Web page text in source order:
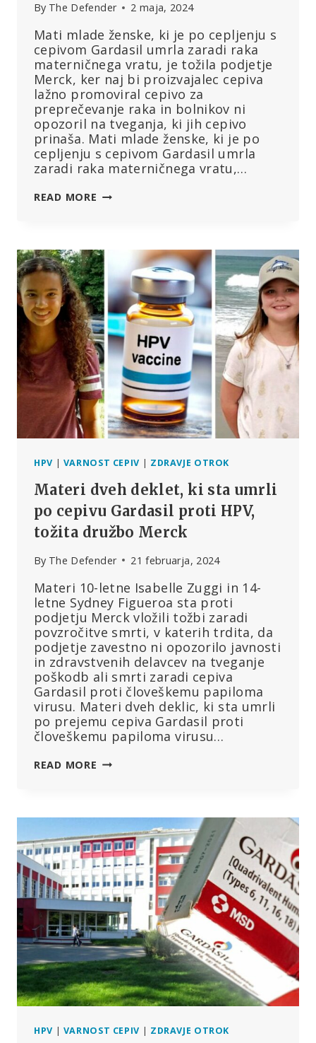
By The Defender 2 maja, 2024
Mati mlade ženske, ki je po cepljenju s
cepivom Gardasil umrla zaradi raka
materničnega vratu, je tožila podjetje
Merck, ker naj bi proizvajalec cepiva
lažno promoviral cepivo za
preprečevanje raka in bolnikov ni
opozoril na tveganja, ki jih cepivo
prinaša. Mati mlade ženske, ki je po
cepljenju s cepivom Gardasil umrla
zaradi raka materničnega vratu,…
READ MORE CEPIVO
RAKA,
ZARADI
KATEREGA
JE
UMRLA
22-
LETNICA,
TRDI
TOŽBA
HPV | VARNOST CEPIV | ZDRAVJE OTROK
Materi dveh deklet, ki sta umrli
po cepivu Gardasil proti HPV,
tožita družbo Merck
By The Defender 21 februarja, 2024
Materi 10-letne Isabelle Zuggi in 14-
letne Sydney Figueroa sta proti
podjetju Merck vložili tožbi zaradi
povzročitve smrti, v katerih trdita, da
podjetje zavestno ni opozorilo javnosti
in zdravstvenih delavcev na tveganje
poškodb ali smrti zaradi cepiva
Gardasil proti človeškemu papiloma
virusu. Materi dveh deklic, ki sta umrli
po prejemu cepiva Gardasil proti
človeškemu papiloma virusu…
READ MORE MATERI
UMRLI
PO
CEPIVU
GARDASIL
PROTI
HPV,
TOŽITA
DRUŽBO
MERCK
HPV | VARNOST CEPIV | ZDRAVJE OTROK